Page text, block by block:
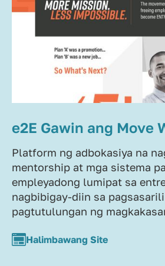
e2E Gawin ang Move
Platform ng adbokasiya na
mentorship at mga sistema
empleyadong lumipat sa
nagbibigay-diin sa
pagtutulungan ng
Halimbawang Site